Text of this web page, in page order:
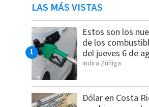
LAS MÁS VISTAS
Estos son los
de los
del jueves 6 de
Indira Zúñiga
Dólar en Costa